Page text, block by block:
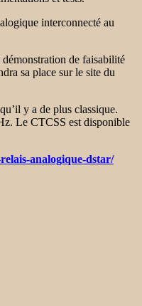
interconnecté au
de faisabilité
sa place sur le site du
y a de plus classique.
Le CTCSS est disponible
analogique-dstar/